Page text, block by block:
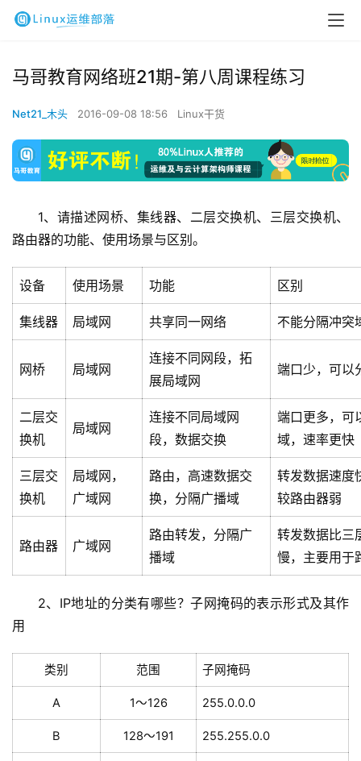
马哥教育网络班21期-第八周课程练习
Net21_木头 2016-09-08 18:56 Linux干货
1、请描述网桥、集线器、二层交换机、三层交换机、
路由器的功能、使用场景与区别。
设备 使用场景 功能 区别
集线器 局域网 共享同一网络 不能分隔冲突
网桥 局域网
连接不同网段，拓
展局域网
端口少，可以
二层交
换机
局域网
连接不同局域网
段，数据交换
端口更多，可
域，速率更快
三层交
换机
局域网，
广域网
路由，高速数据交
换，分隔广播域
转发数据速度
较路由器弱
路由器 广域网
路由转发，分隔广
播域
转发数据比三
慢，主要用于
2、IP地址的分类有哪些？子网掩码的表示形式及其作
用
类别 范围 子网掩码
A 1～126 255.0.0.0
B 128～191 255.255.0.0